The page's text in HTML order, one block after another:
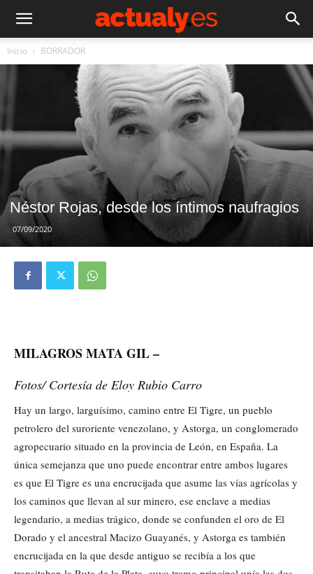
Inicio BORRADOR
Néstor Rojas, desde los íntimos naufragios
07/09/2020
MILAGROS MATA GIL –
Fotos/ Cortesía de Eloy Rubio Carro
Hay un largo, larguísimo, camino entre El Tigre, un pueblo
petrolero del suroriente venezolano, y Astorga, un conglomerado
agropecuario situado en la provincia de León, en España. La
única semejanza que uno puede encontrar entre ambos lugares
es que El Tigre es una encrucijada que asume las vías agrícolas y
los caminos que llevan al sur minero, ese enclave a medias
legendario, a medias trágico, donde se confunden el oro de El
Dorado y el ancestral Macizo Guayanés, y Astorga es también
encrucijada en la que desde antiguo se recibía a los que